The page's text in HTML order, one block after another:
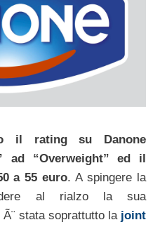
il rating su
Danone
ad “Overweight” ed il
a 55 euro. A spingere la
al rialzo la sua
stata soprattutto la joint